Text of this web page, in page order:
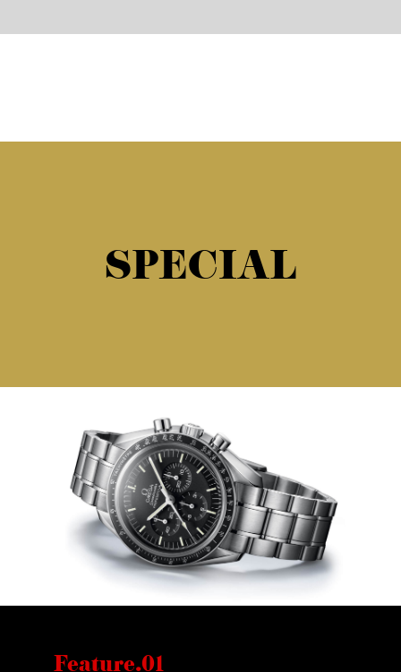
SPECIAL
Feature.01